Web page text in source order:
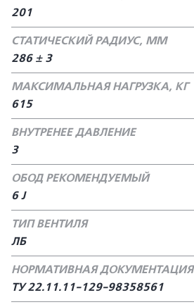
201
СТАТИЧЕСКИЙ РАДИУС, ММ
286 ± 3
МАКСИМАЛЬНАЯ НАГРУЗКА, КГ
615
ВНУТРЕНЕЕ ДАВЛЕНИЕ
3
ОБОД РЕКОМЕНДУЕМЫЙ
6 J
ТИП ВЕНТИЛЯ
ЛБ
НОРМАТИВНАЯ ДОКУМЕНТАЦИЯ
ТУ 22.11.11-129-98358561